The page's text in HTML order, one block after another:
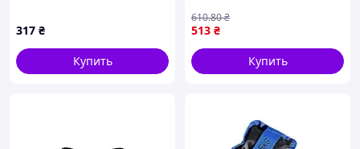
317 ₴
Купить
Nes22/Q
513 ₴
610.80₴
Купить